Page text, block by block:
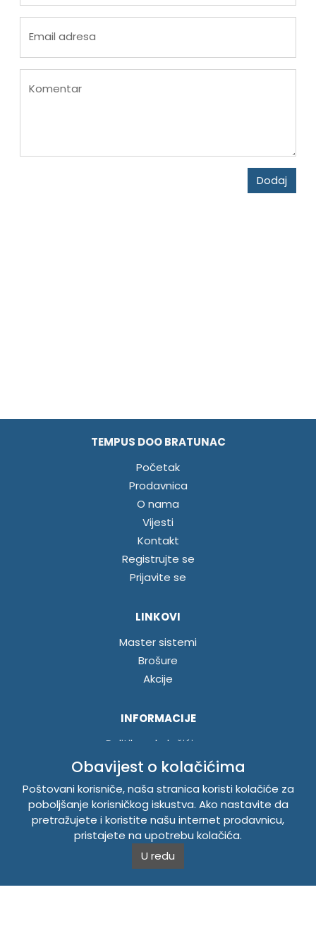
Email adresa
Komentar
Dodaj
TEMPUS DOO BRATUNAC
Početak
Prodavnica
O nama
Vijesti
Kontakt
Registrujte se
Prijavite se
LINKOVI
Master sistemi
Brošure
Akcije
INFORMACIJE
Politika o kolačićima
Uslovi korištenja
Politika privatnosti
TEMPUS DOO BRATUNAC
Svetog Save bb, 75420 Bratunac, Bosna i Hercegovina
Telefon+38756/260-051
Mobilni+38765/357-215
Obavijest o kolačićima
Poštovani korisniče, naša stranica koristi kolačiće za
poboljšanje korisničkog iskustva. Ako nastavite da
pretražujete i koristite našu internet prodavnicu,
pristajete na upotrebu kolačića.
U redu